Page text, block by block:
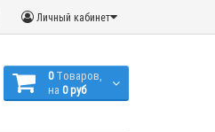
Личный кабинет
0 Tоваров,
на 0 руб